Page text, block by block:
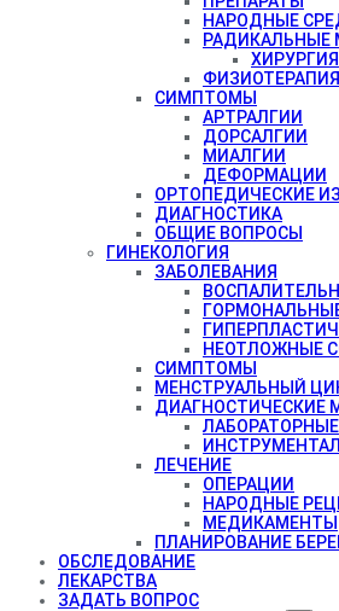
НАРОДНЫЕ
РАДИКАЛЬНЫЕ
ХИРУРГИЯ
ФИЗИОТЕРАПИЯ
СИМПТОМЫ
АРТРАЛГИИ
ДОРСАЛГИИ
МИАЛГИИ
ДЕФОРМАЦИИ
ОРТОПЕДИЧЕСКИЕ
ДИАГНОСТИКА
ОБЩИЕ ВОПРОСЫ
ГИНЕКОЛОГИЯ
ЗАБОЛЕВАНИЯ
НЕОТЛОЖНЫЕ
СИМПТОМЫ
МЕНСТРУАЛЬНЫЙ
ДИАГНОСТИЧЕСКИЕ
ЛАБОРАТОРНЫЕ
ЛЕЧЕНИЕ
ОПЕРАЦИИ
НАРОДНЫЕ
МЕДИКАМЕНТЫ
ПЛАНИРОВАНИЕ
ОБСЛЕДОВАНИЕ
ЛЕКАРСТВА
ЗАДАТЬ ВОПРОС